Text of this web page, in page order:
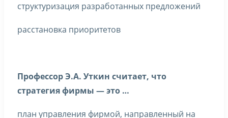
структуризация разработанных предложений
расстановка приоритетов
Профессор Э.А. Уткин считает, что
стратегия фирмы — это …
план управления фирмой, направленный на